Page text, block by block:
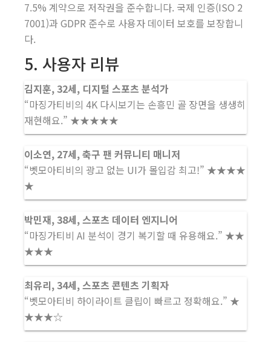
7.5% 계약으로 저작권을 준수합니다. 국제 인증(ISO 2
7001)과 GDPR 준수로 사용자 데이터 보호를 보장합니
다.
5. 사용자 리뷰
김지훈, 32세, 디지털 스포츠 분석가
“마징가티비의 4K 다시보기는 손흥민 골 장면을 생생히
재현해요.” ★★★★★
이소연, 27세, 축구 팬 커뮤니티 매니저
“벳모아티비의 광고 없는 UI가 몰입감 최고!” ★★★★
★
박민재, 38세, 스포츠 데이터 엔지니어
“마징가티비 AI 분석이 경기 복기할 때 유용해요.” ★★
★★★
최유리, 34세, 스포츠 콘텐츠 기획자
“벳모아티비 하이라이트 클립이 빠르고 정확해요.” ★
★★★☆